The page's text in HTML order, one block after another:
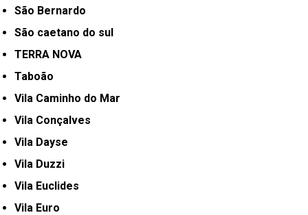
São Bernardo
São caetano do sul
TERRA NOVA
Taboão
Vila Caminho do Mar
Vila Conçalves
Vila Dayse
Vila Duzzi
Vila Euclides
Vila Euro